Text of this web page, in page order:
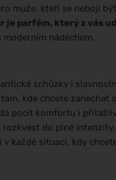
muže, kteří se nebojí
je parfém, který z vás
nádechem.
schůzky i
kde chcete zanechat
pocit komfortu i
do plné intenzity.
každé situaci, kdy